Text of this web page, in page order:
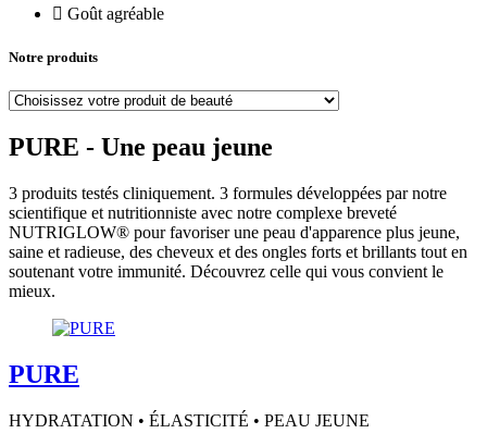
Goût agréable
Notre produits
PURE - Une peau jeune
3 produits testés cliniquement. 3 formules développées par notre
scientifique et nutritionniste avec notre complexe breveté
NUTRIGLOW® pour favoriser une peau d'apparence plus jeune,
saine et radieuse, des cheveux et des ongles forts et brillants tout en
soutenant votre immunité. Découvrez celle qui vous convient le
mieux.
PURE
HYDRATATION • ÉLASTICITÉ • PEAU JEUNE